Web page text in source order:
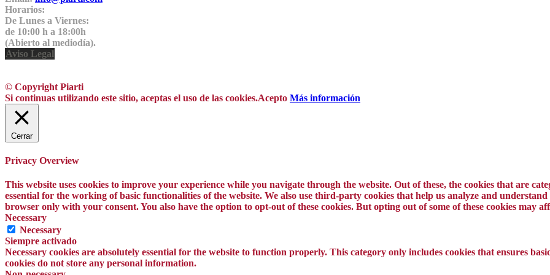
Horarios:
De Lunes a Viernes:
de 10:00 h a 18:00h
(Abierto al mediodía).
Aviso Legal
© Copyright Piarti
Si continuas utilizando este sitio, aceptas el uso de las cookies.Acepto Más información
Cerrar
Privacy Overview
This website uses cookies to improve your experience while you navigate through the website. Out of these, the cookies that are
essential for the working of basic functionalities of the website. We also use third-party cookies that help us analyze and
browser only with your consent. You also have the option to opt-out of these cookies. But opting out of some of these cookies may
Necessary
Necessary
Siempre activado
Necessary cookies are absolutely essential for the website to function properly. This category only includes cookies that ensures
cookies do not store any personal information.